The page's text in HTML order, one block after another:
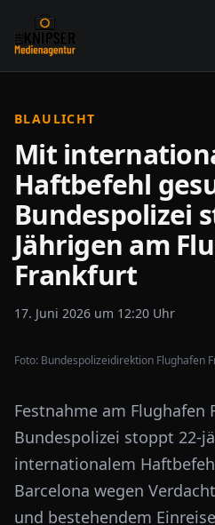
BLAULICHT
Mit
Haftbefehl
Bundespolizei
Jährigen am
Frankfurt
17. Juni 2026 um 12:20 Uhr
Foto: Bundespolizeidirektion Flughafen
Festnahme am Flughafen
Bundespolizei stoppt 22-
internationalem
Barcelona wegen
und bestehendem